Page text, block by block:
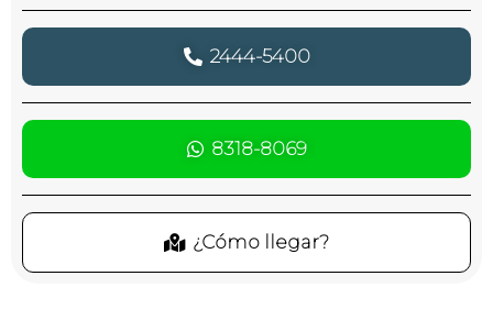
2444-5400
8318-8069
¿Cómo llegar?